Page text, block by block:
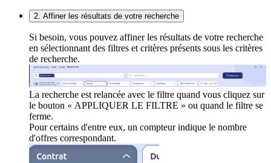
2. Affiner les résultats de votre recherche
Si besoin, vous pouvez affiner les résultats de votre recherche
en sélectionnant des filtres et critères présents sous les critères
de recherche.
La recherche est relancée avec le filtre quand vous cliquez sur
le bouton « APPLIQUER LE FILTRE » ou quand le filtre se
ferme.
Pour certains d'entre eux, un compteur indique le nombre
d'offres correspondant.